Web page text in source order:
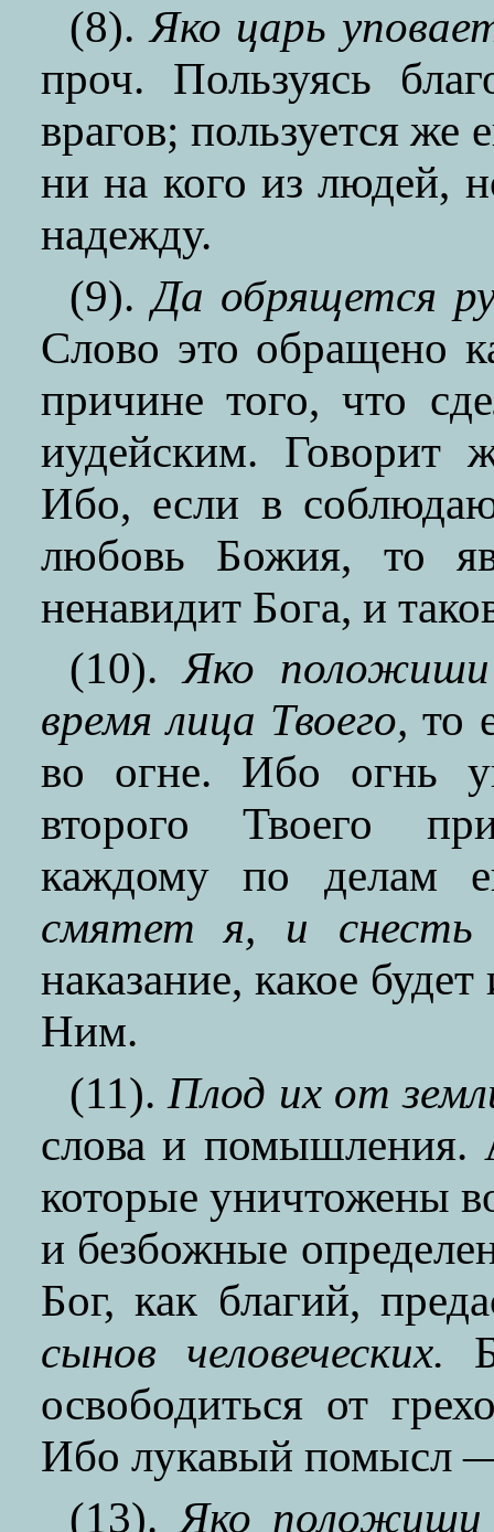
(8).Яко царь
проч. Пользуясь
врагов; пользуется же
ни на кого из людей,
надежду.
(9).Да обрящется
Слово это обращено
причине того, что
иудейским. Говорит
Ибо, если в
любовь Божия, то
ненавидит Бога, и
(10).Яко
время лица Твоего, то
во огне. Ибо огнь
второго Твоего
каждому по делам
смятет я, и снесть
наказание, какое
Ним.
(11).Плод их от
слова и
которые уничтожены
и безбожные
Бог, как благий,
сынов человеческих.
освободиться от
Ибо лукавый помысл
(13).Яко положиши